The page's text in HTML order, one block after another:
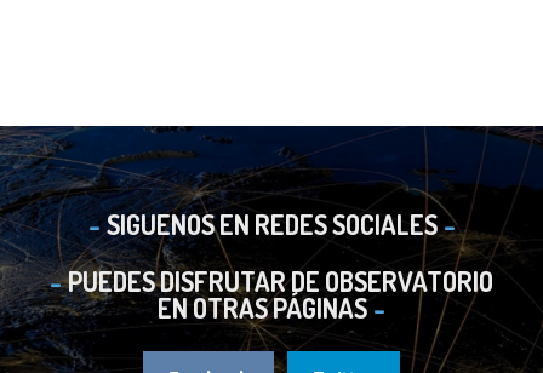
SIGUENOS EN REDES SOCIALES
PUEDES DISFRUTAR DE OBSERVATORIO
EN OTRAS PÁGINAS